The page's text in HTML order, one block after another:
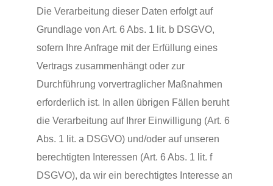
Die Verarbeitung dieser Daten erfolgt auf
Grundlage von Art. 6 Abs. 1 lit. b DSGVO,
sofern Ihre Anfrage mit der Erfüllung eines
Vertrags zusammenhängt oder zur
Durchführung vorvertraglicher Maßnahmen
erforderlich ist. In allen übrigen Fällen beruht
die Verarbeitung auf Ihrer Einwilligung (Art. 6
Abs. 1 lit. a DSGVO) und/oder auf unseren
berechtigten Interessen (Art. 6 Abs. 1 lit. f
DSGVO), da wir ein berechtigtes Interesse an